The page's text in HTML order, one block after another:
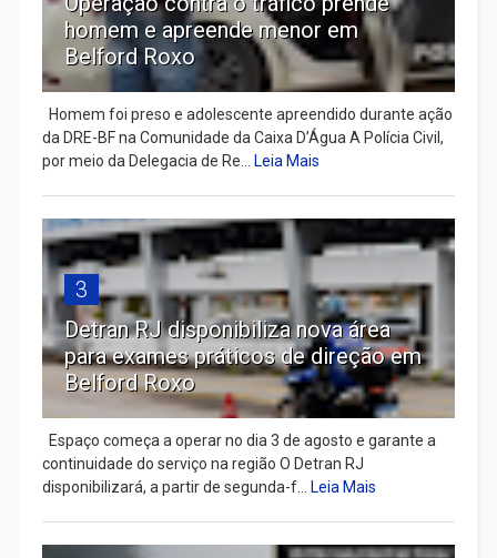
homem e apreende menor em
Belford Roxo
Homem foi preso e adolescente apreendido durante ação
da DRE-BF na Comunidade da Caixa D’Água A Polícia Civil,
por meio da Delegacia de Re... Leia Mais
3
Detran RJ disponibiliza nova área
para exames práticos de direção em
Belford Roxo
Espaço começa a operar no dia 3 de agosto e garante a
continuidade do serviço na região O Detran RJ
disponibilizará, a partir de segunda-f... Leia Mais